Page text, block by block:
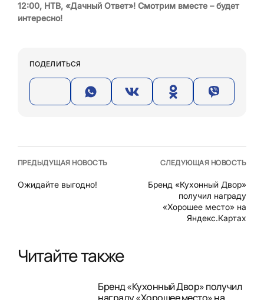
12:00, НТВ, «Дачный Ответ»! Смотрим вместе – будет
интересно!
ПОДЕЛИТЬСЯ
ПРЕДЫДУЩАЯ НОВОСТЬ
Ожидайте выгодно!
СЛЕДУЮЩАЯ НОВОСТЬ
Бренд «Кухонный Двор»
получил награду
«Хорошее место» на
Яндекс.Картах
Читайте также
Бренд «Кухонный Двор» получил